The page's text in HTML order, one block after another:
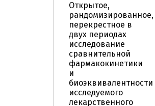
Открытое,
рандомизированное,
перекрестное в
двух периодах
исследование
сравнительной
фармакокинетики
и
биоэквивалентности
исследуемого
лекарственного